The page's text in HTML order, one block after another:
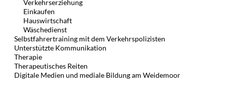
Verkehrserziehung
Einkaufen
Hauswirtschaft
Wäschedienst
Selbstfahrertraining mit dem Verkehrspolizisten
Unterstützte Kommunikation
Therapie
Therapeutisches Reiten
Digitale Medien und mediale Bildung am Weidemoor